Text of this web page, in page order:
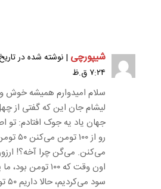
شیپورچی
۷:۲۴ ق.ظ
سلام امیدوارم همیشه خوش
لیشام جان این که گفتی از
جهان یاد یه جوک افتادم: تو
رو از
می‌کنن. می‌گن چرا آخه؟!
سود می‌کردیم، حالا داریم ۵۰ تومن سود می‌کنیم!